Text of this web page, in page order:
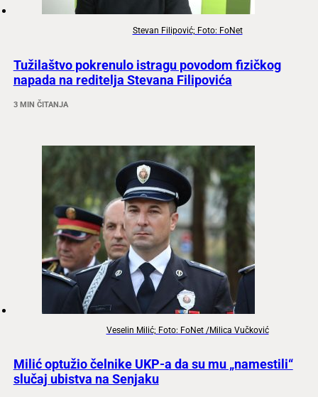
Stevan Filipović; Foto: FoNet
Tužilaštvo pokrenulo istragu povodom fizičkog
napada na reditelja Stevana Filipovića
3 MIN ČITANJA
Veselin Milić; Foto: FoNet /Milica Vučković
Milić optužio čelnike UKP-a da su mu „namestili“
slučaj ubistva na Senjaku